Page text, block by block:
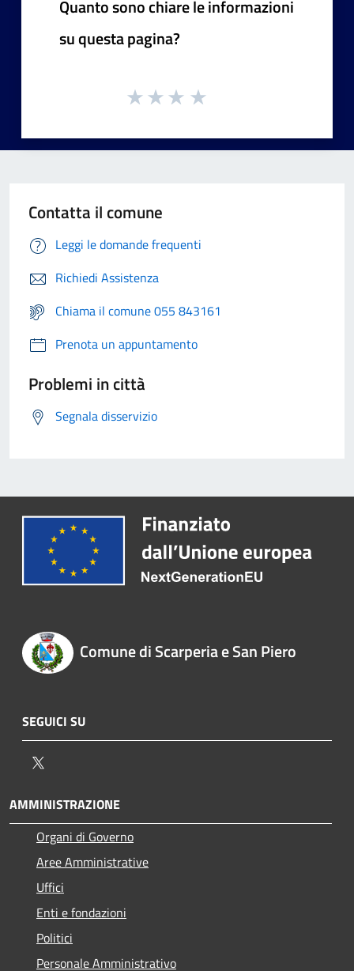
Quanto sono chiare le informazioni
su questa pagina?
Contatta il comune
Leggi le domande frequenti
Richiedi Assistenza
Chiama il comune 055 843161
Prenota un appuntamento
Problemi in città
Segnala disservizio
Comune di Scarperia e San Piero
SEGUICI SU
AMMINISTRAZIONE
Organi di Governo
Aree Amministrative
Uffici
Enti e fondazioni
Politici
Personale Amministrativo